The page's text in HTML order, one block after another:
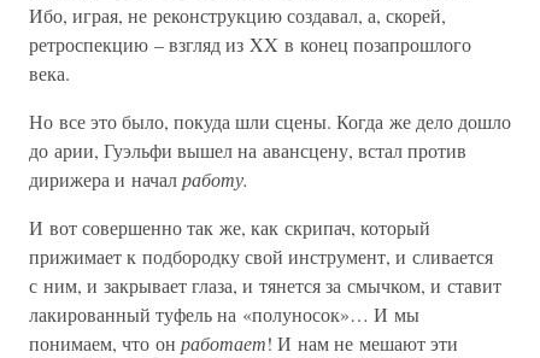
Ибо, играя, не реконструкцию создавал, а, скорей,
ретроспекцию – взгляд из XX в конец позапрошлого
века.
Но все это было, покуда шли сцены. Когда же дело дошло
до арии, Гуэльфи вышел на авансцену, встал против
дирижера и началработу.
И вот совершенно так же, как скрипач, который
прижимает к подбородку свой инструмент, и сливается
с ним, и закрывает глаза, и тянется за смычком, и ставит
лакированный туфель на «полуносок»… И мы
понимаем, что он работает! И нам не мешают эти